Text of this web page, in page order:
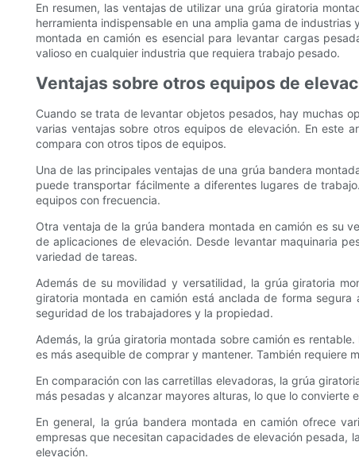
En resumen, las ventajas de utilizar una grúa giratoria
herramienta indispensable en una amplia gama de
montada en camión es esencial para levantar cargas
valioso en cualquier industria que requiera trabajo pesado.
Ventajas sobre otros equipos de
Cuando se trata de levantar objetos pesados, hay muchas
varias ventajas sobre otros equipos de elevación. En este
compara con otros tipos de equipos.
Una de las principales ventajas de una grúa bandera
puede transportar fácilmente a diferentes lugares de
equipos con frecuencia.
Otra ventaja de la grúa bandera montada en camión es su
de aplicaciones de elevación. Desde levantar maquinaria
variedad de tareas.
Además de su movilidad y versatilidad, la grúa giratoria
giratoria montada en camión está anclada de forma
seguridad de los trabajadores y la propiedad.
Además, la grúa giratoria montada sobre camión es
es más asequible de comprar y mantener. También requiere
En comparación con las carretillas elevadoras, la grúa
más pesadas y alcanzar mayores alturas, lo que lo
En general, la grúa bandera montada en camión ofrece
empresas que necesitan capacidades de elevación pesada,
elevación.